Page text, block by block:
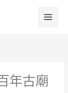
年古廟